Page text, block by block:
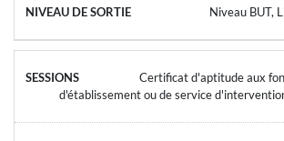
Niveau BUT,
Certificat d'aptitude aux
d'établissement ou de service